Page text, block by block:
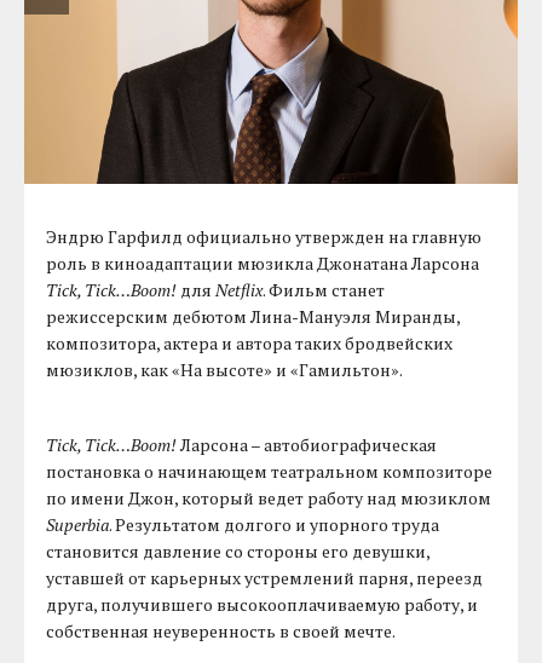
Эндрю Гарфилд официально утвержден на главную
роль в киноадаптации мюзикла Джонатана Ларсона
Tick, Tick…Boom! дляNetflix. Фильм станет
режиссерским дебютом Лина-Мануэля Миранды,
композитора, актера и автора таких бродвейских
мюзиклов, как «На высоте» и «Гамильтон».
Tick, Tick…Boom!Ларсона – автобиографическая
постановка о начинающем театральном композиторе
по имени Джон, который ведет работу над мюзиклом
Superbia. Результатом долгого и упорного труда
становится давление со стороны его девушки,
уставшей от карьерных устремлений парня, переезд
друга, получившего высокооплачиваемую работу, и
собственная неуверенность в своей мечте.